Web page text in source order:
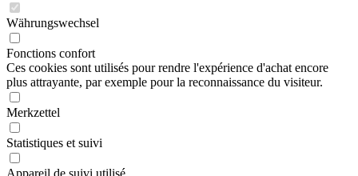
Währungswechsel
Fonctions confort
Ces cookies sont utilisés pour rendre l'expérience d'achat encore
plus attrayante, par exemple pour la reconnaissance du visiteur.
Merkzettel
Statistiques et suivi
Appareil de suivi utilisé